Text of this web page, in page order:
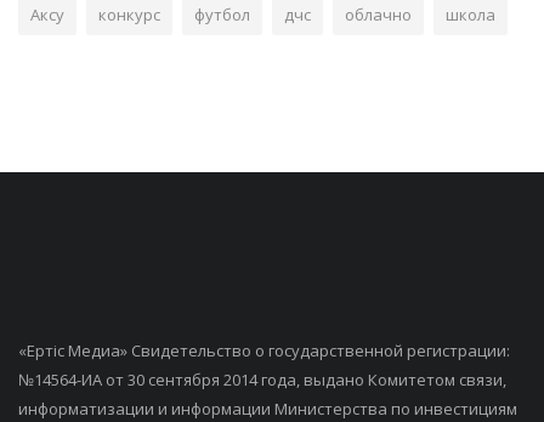
Аксу конкурс футбол дчс облачно школа
«Ертiс Медиа» Свидетельство о государственной регистрации:
№14564-ИА от 30 сентября 2014 года, выдано Комитетом связи,
информатизации и информации Министерства по инвестициям